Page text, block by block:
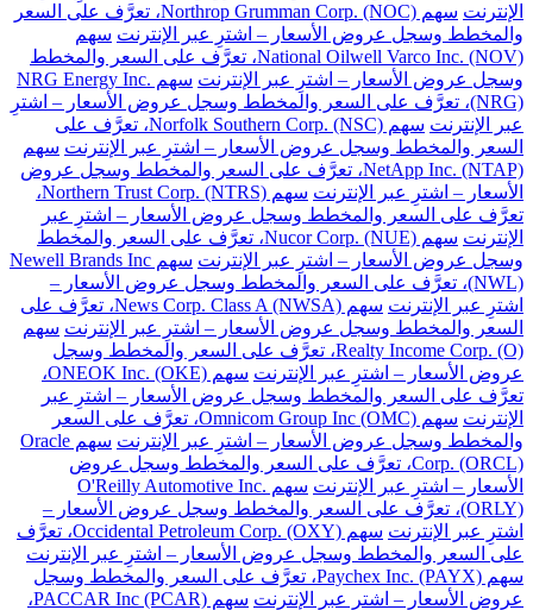
الإنترنت
سهم Northrop Grumman Corp. (NOC)، تعرَّف على السعر
والمخطط وسجل عروض الأسعار – اشترِ عبر الإنترنت سهم
National Oilwell Varco Inc. (NOV)، تعرَّف على السعر والمخطط
وسجل عروض الأسعار – اشترِ عبر الإنترنت
سهم NRG Energy Inc.
(NRG)، تعرَّف على السعر والمخطط وسجل عروض الأسعار – اشترِ
عبر الإنترنت
سهم Norfolk Southern Corp. (NSC)، تعرَّف على
السعر والمخطط وسجل عروض الأسعار – اشترِ عبر الإنترنت سهم
NetApp Inc. (NTAP)، تعرَّف على السعر والمخطط وسجل عروض
الأسعار – اشترِ عبر الإنترنت
سهم Northern Trust Corp. (NTRS)،
تعرَّف على السعر والمخطط وسجل عروض الأسعار – اشترِ عبر
الإنترنت
سهم Nucor Corp. (NUE)، تعرَّف على السعر والمخطط
وسجل عروض الأسعار – اشترِ عبر الإنترنت
سهم Newell Brands Inc
(NWL)، تعرَّف على السعر والمخطط وسجل عروض الأسعار –
اشترِ عبر الإنترنت
سهم News Corp. Class A (NWSA)، تعرَّف على
السعر والمخطط وسجل عروض الأسعار – اشترِ عبر الإنترنت سهم
Realty Income Corp. (O)، تعرَّف على السعر والمخطط وسجل
عروض الأسعار – اشترِ عبر الإنترنت
سهم ONEOK Inc. (OKE)،
تعرَّف على السعر والمخطط وسجل عروض الأسعار – اشترِ عبر
الإنترنت
سهم Omnicom Group Inc (OMC)، تعرَّف على السعر
والمخطط وسجل عروض الأسعار – اشترِ عبر الإنترنت
سهم Oracle
Corp. (ORCL)، تعرَّف على السعر والمخطط وسجل عروض
الأسعار – اشترِ عبر الإنترنت
سهم O'Reilly Automotive Inc.
(ORLY)، تعرَّف على السعر والمخطط وسجل عروض الأسعار –
اشترِ عبر الإنترنت
سهم Occidental Petroleum Corp. (OXY)، تعرَّف
على السعر والمخطط وسجل عروض الأسعار – اشترِ عبر الإنترنت
سهم Paychex Inc. (PAYX)، تعرَّف على السعر والمخطط وسجل
عروض الأسعار – اشترِ عبر الإنترنت
سهم PACCAR Inc (PCAR)،